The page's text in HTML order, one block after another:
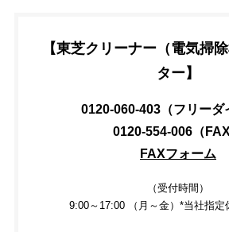
【東芝クリーナー（電気掃
ター】
0120-060-403（フリーダ
0120-554-006（FAX
FAXフォーム
（受付時間）
9:00～17:00 （月～金）*当社指定